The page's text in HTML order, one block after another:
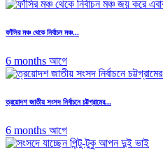
ফাঁসির মঞ্চ থেকে নির্বাচন মঞ্চ...
6 months আগে
ত্রয়োদশ জাতীয় সংসদ নির্বাচনে চট্টগ্রামের...
6 months আগে